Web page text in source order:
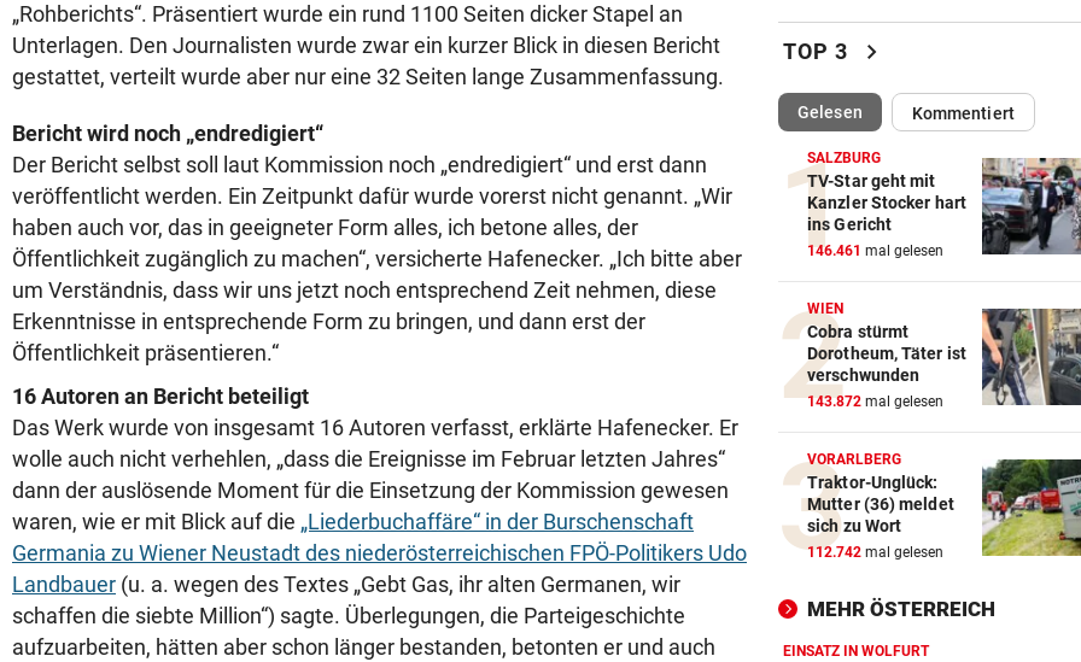
„Rohberichts“. Präsentiert wurde ein rund 1100 Seiten dicker Stapel an
Unterlagen. Den Journalisten wurde zwar ein kurzer Blick in diesen Bericht
gestattet, verteilt wurde aber nur eine 32 Seiten lange Zusammenfassung.
Bericht wird noch „endredigiert“
Der Bericht selbst soll laut Kommission noch „endredigiert“ und erst dann
veröffentlicht werden. Ein Zeitpunkt dafür wurde vorerst nicht genannt. „Wir
haben auch vor, das in geeigneter Form alles, ich betone alles, der
Öffentlichkeit zugänglich zu machen“, versicherte Hafenecker. „Ich bitte aber
um Verständnis, dass wir uns jetzt noch entsprechend Zeit nehmen, diese
Erkenntnisse in entsprechende Form zu bringen, und dann erst der
Öffentlichkeit präsentieren.“
16 Autoren an Bericht beteiligt
Das Werk wurde von insgesamt 16 Autoren verfasst, erklärte Hafenecker. Er
wolle auch nicht verhehlen, „dass die Ereignisse im Februar letzten Jahres“
dann der auslösende Moment für die Einsetzung der Kommission gewesen
waren, wie er mit Blick auf die „Liederbuchaffäre“ in der Burschenschaft
Germania zu Wiener Neustadt des niederösterreichischen FPÖ-Politikers Udo
Landbauer (u. a. wegen des Textes „Gebt Gas, ihr alten Germanen, wir
schaffen die siebte Million“) sagte. Überlegungen, die Parteigeschichte
aufzuarbeiten, hätten aber schon länger bestanden, betonten er und auch
Unsere neue
Philipp bewegen!
ANZEICHEN ERNST NEHMEN
Multiple Sklerose bei
Jugendlichen
SEINE ARME SIND IHRE vor
Das ist Matt Damons Stunt-
Double in „Die Odyssee“
WIE EINST DER VATER vor
Top-Talent klopft in
Bundesliga an
CRASH AUF B70
Zwei Verletzte nach Biker-
bei Edelschrott
SCHLUSSTAG WARTET vor
Röber am Podest, „Captain
stark verbessert
TOP 3 chevron_right
Gelesen(ausgewählt)Kommentiert
SALZBURG
TV-Star geht mit
Kanzler Stocker hart
ins Gericht
146.461 mal gelesen
WIEN
Cobra stürmt
Dorotheum, Täter ist
verschwunden
143.872 mal gelesen
VORARLBERG
Traktor-Unglück:
Mutter (36) meldet
sich zu Wort
112.742 mal gelesen
MEHR ÖSTERREICH
EINSATZ IN WOLFURT